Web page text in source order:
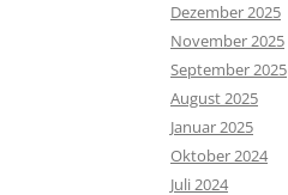
Dezember 2025
November 2025
September 2025
August 2025
Januar 2025
Oktober 2024
Juli 2024